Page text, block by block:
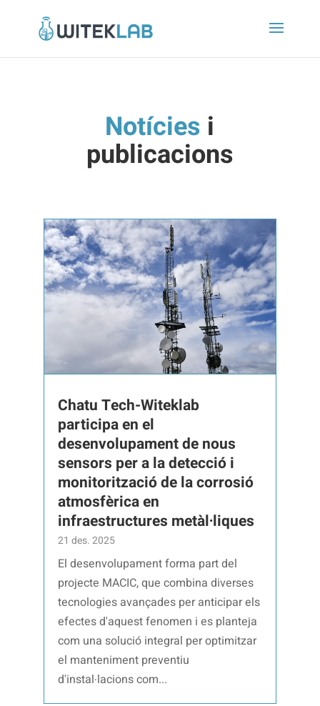
Notícies i
publicacions
Chatu Tech-Witeklab
participa en el
desenvolupament de nous
sensors per a la detecció i
monitorització de la corrosió
atmosfèrica en
infraestructures metàl·liques
21 des. 2025
El desenvolupament forma part del
projecte MACIC, que combina diverses
tecnologies avançades per anticipar els
efectes d'aquest fenomen i es planteja
com una solució integral per optimitzar
el manteniment preventiu
d'instal·lacions com...